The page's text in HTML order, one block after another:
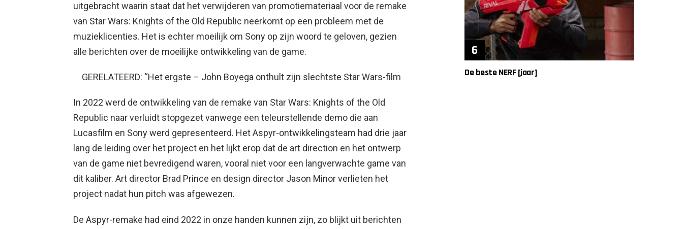
uitgebracht waarin staat dat het verwijderen van promotiemateriaal voor de remake
van Star Wars: Knights of the Old Republic neerkomt op een probleem met de
muzieklicenties. Het is echter moeilijk om Sony op zijn woord te geloven, gezien
alle berichten over de moeilijke ontwikkeling van de game.
GERELATEERD: “Het ergste – John Boyega onthult zijn slechtste Star Wars-film
In 2022 werd de ontwikkeling van de remake van Star Wars: Knights of the Old
Republic naar verluidt stopgezet vanwege een teleurstellende demo die aan
Lucasfilm en Sony werd gepresenteerd. Het Aspyr-ontwikkelingsteam had drie jaar
lang de leiding over het project en het lijkt erop dat de art direction en het ontwerp
van de game niet bevredigend waren, vooral niet voor een langverwachte game van
dit kaliber. Art director Brad Prince en design director Jason Minor verlieten het
project nadat hun pitch was afgewezen.
De Aspyr-remake had eind 2022 in onze handen kunnen zijn, zo blijkt uit berichten
De beste NERF [jaar]